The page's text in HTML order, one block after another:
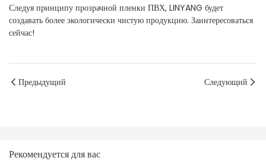
Следуя принципу прозрачной пленки ПВХ, LINYANG будет
создавать более экологически чистую продукцию. Заинтересоваться
сейчас!
Предыдущий Следующий
Рекомендуется для вас